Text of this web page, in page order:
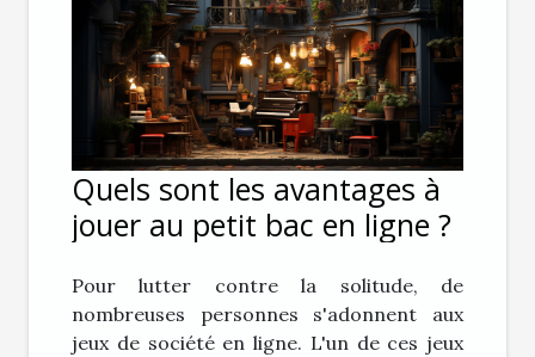
Quels sont les avantages à
jouer au petit bac en ligne ?
Pour lutter contre la solitude, de
nombreuses personnes s'adonnent aux
jeux de société en ligne. L'un de ces jeux